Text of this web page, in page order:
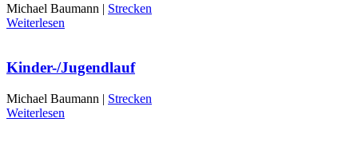
Michael Baumann | Strecken
Weiterlesen
Kinder-/Jugendlauf
Michael Baumann | Strecken
Weiterlesen